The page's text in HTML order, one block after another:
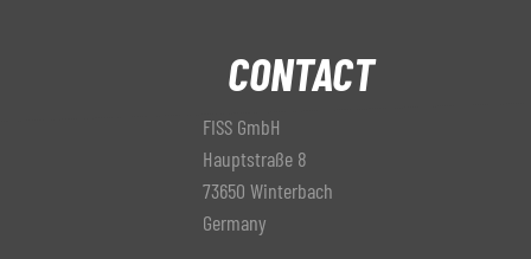
CONTACT
FISS GmbH
Hauptstraße 8
73650 Winterbach
Germany